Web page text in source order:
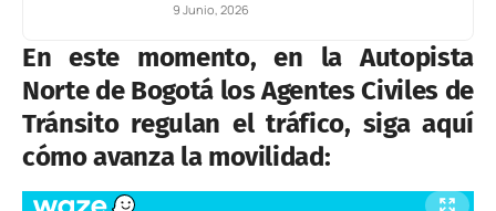
9 Junio, 2026
En este momento, en la Autopista
Norte de Bogotá los Agentes Civiles de
Tránsito regulan el tráfico, siga aquí
cómo avanza la movilidad: